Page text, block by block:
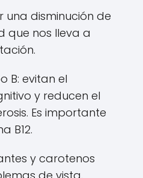
una disminución de
que nos lleva a
B: evitan el
y reducen el
Es importante
B12.
y carotenos